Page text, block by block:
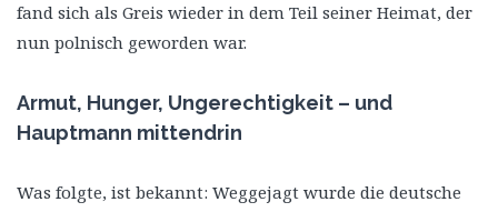
fand sich als Greis wieder in dem Teil seiner Heimat, der
nun polnisch geworden war.
Armut, Hunger, Ungerechtigkeit – und
Hauptmann mittendrin
Was folgte, ist bekannt: Weggejagt wurde die deutsche